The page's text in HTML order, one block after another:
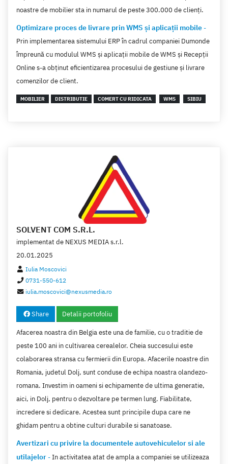
noastre de mobilier sta in numarul de peste 300.000 de clienți.
Optimizare proces de livrare prin WMS și aplicații mobile-
Prin implementarea sistemului ERP în cadrul companiei Dumonde
împreună cu modulul WMS și aplicații mobile de WMS și Recepții
Online s-a obținut eficientizarea procesului de gestiune și livrare
comenzilor de client.
MOBILIER DISTRIBUTIE COMERT CU RIDICATA WMS SIBIU
SOLVENT COM S.R.L.
implementat de NEXUS MEDIA s.r.l.
20.01.2025
Iulia Moscovici
0731-550-612
iulia.moscovici@nexusmedia.ro
Share Detalii portofoliu
Afacerea noastra din Belgia este una de familie, cu o traditie de
peste 100 ani in cultivarea cerealelor. Cheia succesului este
colaborarea stransa cu fermierii din Europa. Afacerile noastre din
Romania, judetul Dolj, sunt conduse de echipa noastra olandezo-
romana. Investim in oameni si echipamente de ultima generatie,
aici, in Dolj, pentru o dezvoltare pe termen lung. Fiabilitate,
incredere si dedicare. Acestea sunt principile dupa care ne
ghidam pentru a obtine culturi durabile si sanatoase.
Avertizari cu privire la documentele autovehiculelor si ale
utilajelor-In activitatea atat de ampla a companiei se utilizeaza